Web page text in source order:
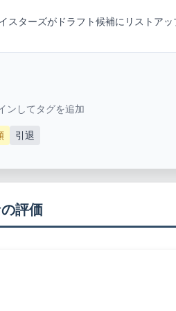
スターズがドラフト候補にリストアッ
ンしてタグを追加
引退
評価